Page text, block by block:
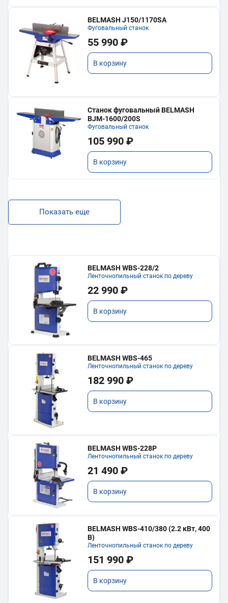
BELMASH J150/1170SA
Фуговальный станок
55 990 ₽
В корзину
Станок фуговальный BELMASH
BJM-1600/200S
Фуговальный станок
105 990 ₽
В корзину
Показать еще
BELMASH WBS-228/2
Ленточнопильный станок по дереву
22 990 ₽
В корзину
BELMASH WBS-465
Ленточнопильный станок по дереву
182 990 ₽
В корзину
BELMASH WBS-228P
Ленточнопильный станок по дереву
21 490 ₽
В корзину
BELMASH WBS-410/380 (2.2 кВт, 400
В)
Ленточнопильный станок по дереву
151 990 ₽
В корзину